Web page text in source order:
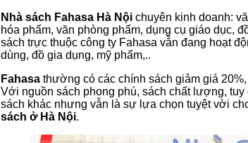
Nhà sách Fahasa Hà Nội chuyên kinh doanh:
hóa phẩm, văn phòng phẩm, dụng cụ giáo dục,
sách trực thuộc công ty Fahasa vẫn đang hoạt
dùng, đồ gia dụng, mỹ phẩm,..
Fahasa thường có các chính sách giảm giá
Với nguồn sách phong phú, sách chất lượng,
sách khác nhưng vẫn là sự lựa chọn tuyệt vời
sách ở Hà Nội.